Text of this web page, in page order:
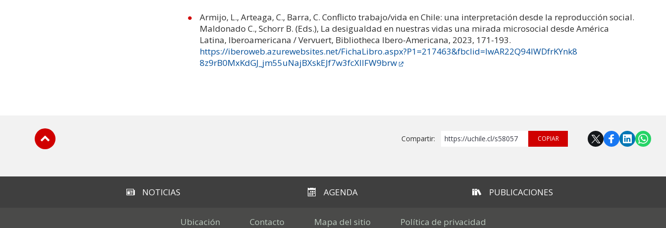
Armijo, L., Arteaga, C., Barra, C. Conflicto trabajo/vida en Chile: una interpretación desde la reproducción social.
Maldonado C., Schorr B. (Eds.), La desigualdad en nuestras vidas una mirada microsocial desde América
Latina, Iberoamericana / Vervuert, Bibliotheca Ibero-Americana, 2023, 171-193.
https://iberoweb.azurewebsites.net/FichaLibro.aspx?P1=217463&fbclid=IwAR22Q94IWDfrKYnk8
8z9rB0MxKdGJ_jm55uNajBXskEJf7w3fcXlIFW9brw
Compartir: https://uchile.cl/s58057 COPIAR
NOTICIAS AGENDA PUBLICACIONES
Ubicación Contacto Mapa del sitio Política de privacidad